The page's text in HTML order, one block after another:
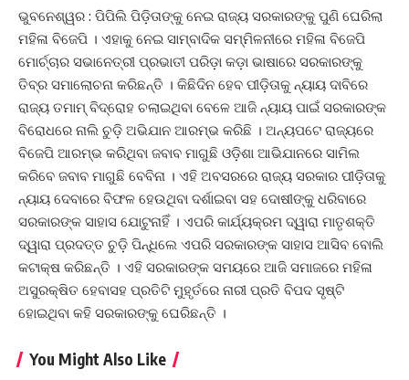
ଭୁବନେଶ୍ୱର : ପିପିଲି ପିଡ଼ିତାଙ୍କୁ ନେଇ ରାଜ୍ୟ ସରକାରଙ୍କୁ ପୁଣି ଘେରିଲା
ମହିଳା ବିଜେପି । ଏହାକୁ ନେଇ ସାମ୍ବାଦିକ ସମ୍ମିଳନୀରେ ମହିଳା ବିଜେପି
ମୋର୍ଚ୍ଚାର ସଭାନେତ୍ରୀ ପ୍ରଭାତୀ ପରିଡ଼ା କଡ଼ା ଭାଷାରେ ସରକାରଙ୍କୁ
ତିବ୍ର ସମାଲୋଚନା କରିଛନ୍ତି । କିଛିଦିନ ହେବ ପୀଡ଼ିତାକୁ ନ୍ୟାୟ ଦାବିରେ
ରାଜ୍ୟ ତମାମ୍ ବିଦ୍ରୋହ ଚଲାଇଥିବା ବେଳେ ଆଜି ନ୍ୟାୟ ପାଇଁ ସରକାରଙ୍କ
ବିରୋଧରେ ନାଲି ଚୁଡ଼ି ଅଭିଯାନ ଆରମ୍ଭ କରିଛି । ଅନ୍ୟପଟେ ରାଜ୍ୟରେ
ବିଜେପି ଆରମ୍ଭ କରିଥିବା ଜବାବ ମାଗୁଛି ଓଡ଼ିଶା ଆଭିଯାନରେ ସାମିଲ
କରିବେ ଜବାବ ମାଗୁଛି ବେବିନା । ଏହି ଅବସରରେ ରାଜ୍ୟ ସରକାର ପୀଡ଼ିତାକୁ
ନ୍ୟାୟ ଦେବାରେ ବିଫଳ ହେଉଥିବା ଦର୍ଶାଇବା ସହ ଦୋଷୀଙ୍କୁ ଧରିବାରେ
ସରକାରଙ୍କ ସାହାସ ଯୋଟୁନାହିଁ । ଏପରି କାର୍ଯ୍ୟକ୍ରମ ଦ୍ୱାରା ମାତୃଶକ୍ତି
ଦ୍ୱାରା ପ୍ରଦତ୍ତ ଚୁଡ଼ି ପିନ୍ଧିଲେ ଏପରି ସରକାରଙ୍କ ସାହାସ ଆସିବ ବୋଲି
କଟାକ୍ଷ କରିଛନ୍ତି । ଏହି ସରକାରଙ୍କ ସମୟରେ ଆଜି ସମାଜରେ ମହିଳା
ଅସୁରକ୍ଷିତ ହେବାସହ ପ୍ରତିଟି ମୁହୃର୍ତରେ ନାରୀ ପ୍ରତି ବିପଦ ସୃଷ୍ଟି
ହୋଇଥିବା କହି ସରକାରଙ୍କୁ ଘେରିଛନ୍ତି ।
You Might Also Like